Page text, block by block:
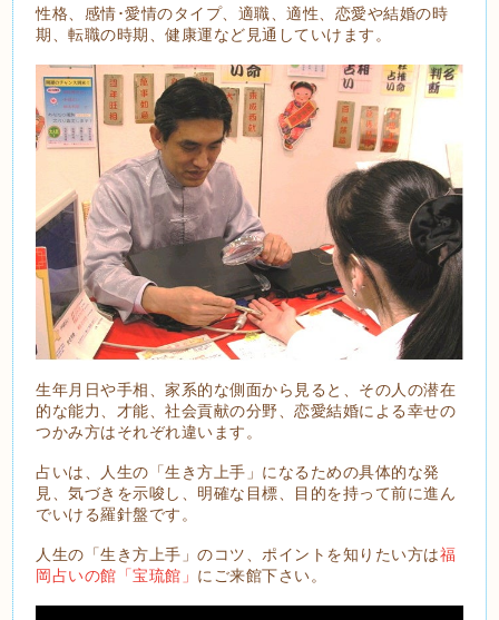
性格、感情･愛情のタイプ、適職、適性、恋愛や結婚の時
期、転職の時期、健康運など見通していけます。
生年月日や手相、家系的な側面から見ると、その人の潜在
的な能力、才能、社会貢献の分野、恋愛結婚による幸せの
つかみ方はそれぞれ違います。
占いは、人生の「生き方上手」になるための具体的な発
見、気づきを示唆し、明確な目標、目的を持って前に進ん
でいける羅針盤です。
人生の「生き方上手」のコツ、ポイントを知りたい方は福
岡占いの館「宝琉館」 にご来館下さい。